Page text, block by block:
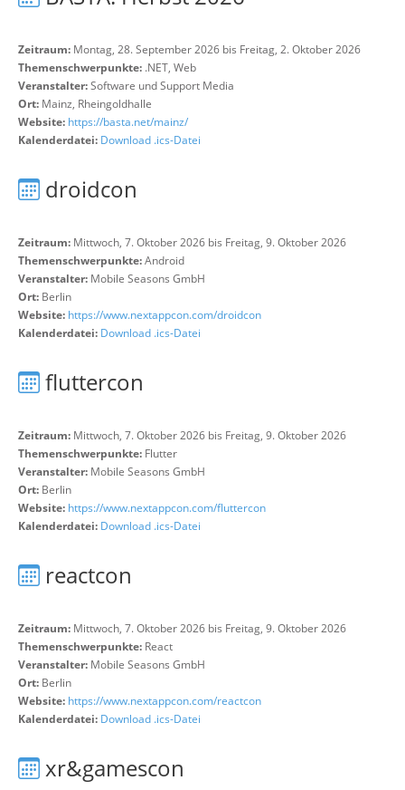
Zeitraum: Montag, 28. September 2026 bis Freitag, 2. Oktober 2026
Themenschwerpunkte: .NET, Web
Veranstalter:Software und Support Media
Ort: Mainz, Rheingoldhalle
Website: https://basta.net/mainz/
Kalenderdatei: Download .ics-Datei
droidcon
Zeitraum: Mittwoch, 7. Oktober 2026 bis Freitag, 9. Oktober 2026
Themenschwerpunkte:Android
Veranstalter: Mobile Seasons GmbH
Ort: Berlin
Website: https://www.nextappcon.com/droidcon
Kalenderdatei: Download .ics-Datei
fluttercon
Zeitraum: Mittwoch, 7. Oktober 2026 bis Freitag, 9. Oktober 2026
Themenschwerpunkte: Flutter
Veranstalter: Mobile Seasons GmbH
Ort: Berlin
Website: https://www.nextappcon.com/fluttercon
Kalenderdatei: Download .ics-Datei
reactcon
Zeitraum: Mittwoch, 7. Oktober 2026 bis Freitag, 9. Oktober 2026
Themenschwerpunkte: React
Veranstalter: Mobile Seasons GmbH
Ort: Berlin
Website: https://www.nextappcon.com/reactcon
Kalenderdatei: Download .ics-Datei
xr&gamescon